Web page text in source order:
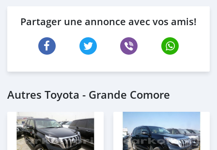
Partager une annonce avec vos amis!
Autres Toyota - Grande Comore